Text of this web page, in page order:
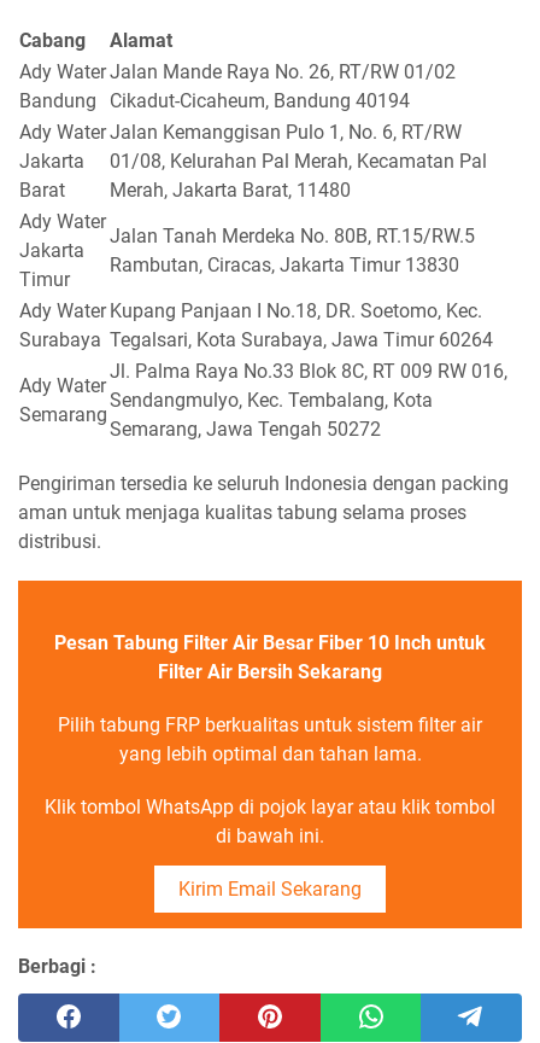
Cabang
Alamat
Ady Water
Bandung
Jalan Mande Raya No. 26, RT/RW 01/02
Cikadut-Cicaheum, Bandung 40194
Ady Water
Jakarta
Barat
Jalan Kemanggisan Pulo 1, No. 6, RT/RW
01/08, Kelurahan Pal Merah, Kecamatan Pal
Merah, Jakarta Barat, 11480
Ady Water
Jakarta
Timur
Jalan Tanah Merdeka No. 80B, RT.15/RW.5
Rambutan, Ciracas, Jakarta Timur 13830
Ady Water
Surabaya
Kupang Panjaan I No.18, DR. Soetomo, Kec.
Tegalsari, Kota Surabaya, Jawa Timur 60264
Ady Water
Semarang
Jl. Palma Raya No.33 Blok 8C, RT 009 RW 016,
Sendangmulyo, Kec. Tembalang, Kota
Semarang, Jawa Tengah 50272
Pengiriman tersedia ke seluruh Indonesia dengan packing
aman untuk menjaga kualitas tabung selama proses
distribusi.
Pesan Tabung Filter Air Besar Fiber 10 Inch untuk
Filter Air Bersih Sekarang
Pilih tabung FRP berkualitas untuk sistem filter air
yang lebih optimal dan tahan lama.
Klik tombol WhatsApp di pojok layar atau klik tombol
di bawah ini.
Kirim Email Sekarang
Berbagi :